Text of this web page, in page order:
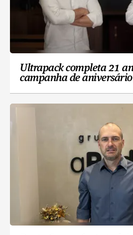
Ultrapack completa 21
campanha de